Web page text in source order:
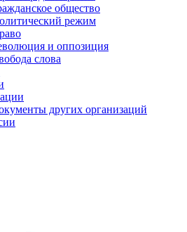
общество
режим
и оппозиция
слова
других организаций